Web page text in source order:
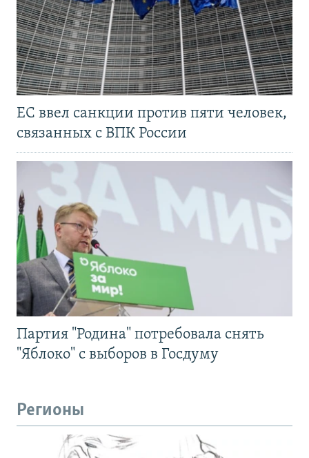
ЕС ввел санкции против пяти человек,
связанных с ВПК России
Партия "Родина" потребовала снять
"Яблоко" с выборов в Госдуму
Регионы